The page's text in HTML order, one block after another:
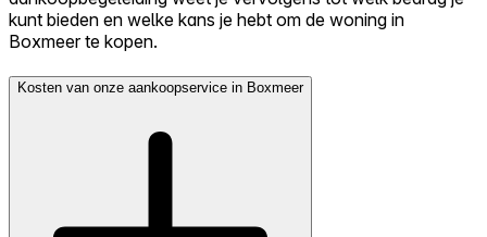
kunt bieden en welke kans je hebt om de woning in
Boxmeer te kopen.
Kosten van onze aankoopservice in Boxmeer